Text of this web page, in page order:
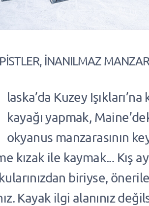
İNANILMAZ
laska’da Kuzey Işıkları’na
kayağı yapmak,
okyanus manzarasının
kızak ile kaymak... Kış
biriyse,
Kayak ilgi alanınız